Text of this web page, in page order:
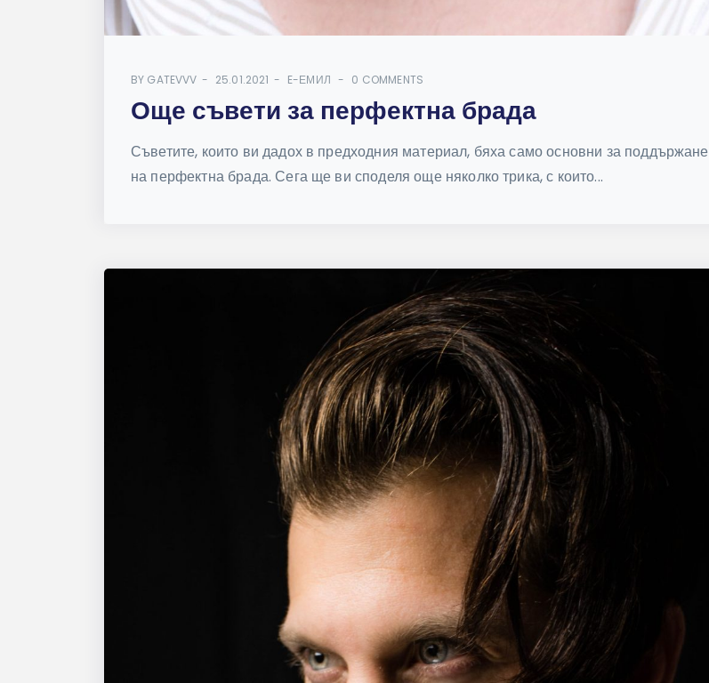
BY GATEVVV 25.01.2021 E-ЕМИЛ 0 COMMENTS
Още съвети за перфектна брада
Съветите, които ви дадох в предходния материал, бяха само основни за поддържане
на перфектна брада. Сега ще ви споделя още няколко трика, с които...